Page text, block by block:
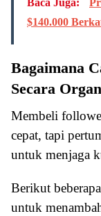
Baca Juga:
$140.000
Bagaimana
Secara
Membeli
cepat, tapi
untuk menjaga
Berikut
untuk